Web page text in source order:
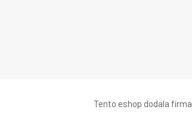
Tento eshop dodala firma